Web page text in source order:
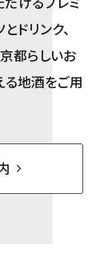
ドリンク、
都らしいお
地酒をご用